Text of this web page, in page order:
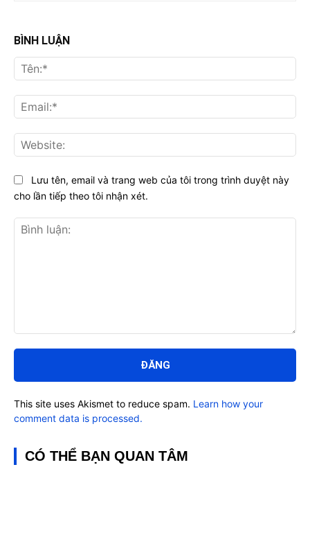
BÌNH LUẬN
luận:
Lưu tên, email và trang web của tôi trong trình duyệt này
cho lần tiếp theo tôi nhận xét.
This site uses Akismet to reduce spam. Learn how your
comment data is processed.
CÓ THỂ BẠN QUAN TÂM